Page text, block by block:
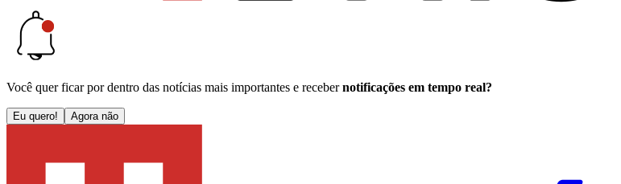
Você quer ficar por dentro das notícias mais importantes e receber notificações em tempo real?
Eu quero! Agora não